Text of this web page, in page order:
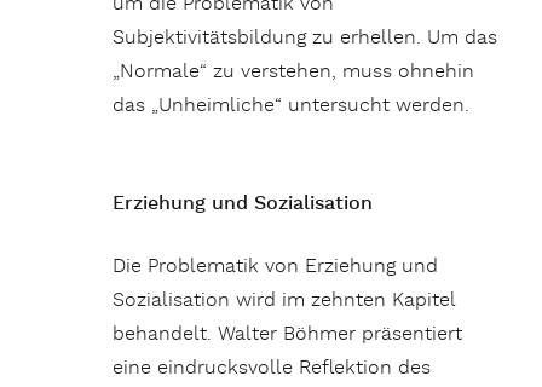
Subjektivitätsbildung zu erhellen. Um das
„Normale“ zu verstehen, muss ohnehin
das „Unheimliche“ untersucht werden.
Erziehung und Sozialisation
Die Problematik von Erziehung und
Sozialisation wird im zehnten Kapitel
behandelt. Walter Böhmer präsentiert
eine eindrucksvolle Reflektion des